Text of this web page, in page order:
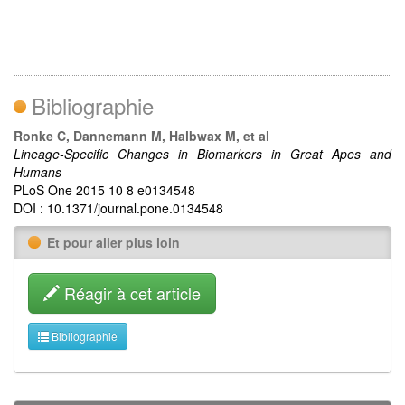
Bibliographie
Ronke C, Dannemann M, Halbwax M, et al
Lineage-Specific Changes in Biomarkers in Great Apes and
Humans
PLoS One 2015 10 8 e0134548
DOI : 10.1371/journal.pone.0134548
Et pour aller plus loin
Réagir à cet article
Bibliographie